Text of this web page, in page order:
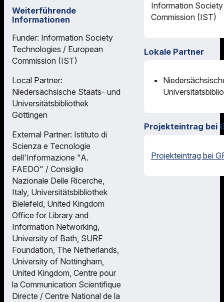
Weiterführende
Informationen
Funder: Information Society
Technologies / European
Commission (IST)
Local Partner:
Niedersächsische Staats- und
Universitätsbibliothek
Göttingen
External Partner: Istituto di
Scienza e Tecnologie
dell'Informazione "A.
FAEDO" / Consiglio
Nazionale Delle Ricerche,
Italy, Universitätsbibliothek
Bielefeld, United Kingdom
Office for Library and
Information Networking,
University of Bath, SURF
Foundation, The Netherlands,
University of Nottingham,
United Kingdom, Centre pour
la Communication Scientifique
Directe / Centre National de la
Information
Commission (IST)
Lokale Partner
Projekteintrag bei
Projekteintrag bei